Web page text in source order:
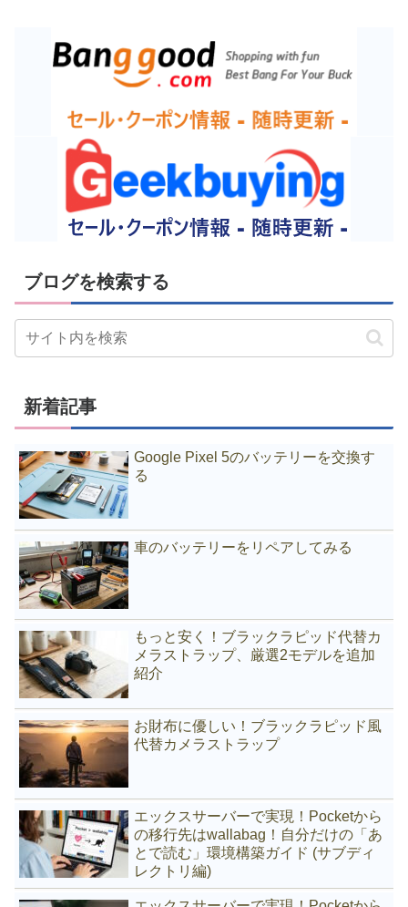
ブログを検索する
新着記事
Google Pixel 5のバッテリーを交換す
る
車のバッテリーをリペアしてみる
もっと安く！ブラックラピッド代替カ
メラストラップ、厳選2モデルを追加
紹介
お財布に優しい！ブラックラピッド風
代替カメラストラップ
エックスサーバーで実現！Pocketから
の移行先はwallabag！自分だけの「あ
とで読む」環境構築ガイド (サブディ
レクトリ編)